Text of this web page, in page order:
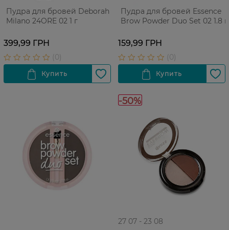
Пудра для бровей Deborah
Milano 24ORE 02 1 г
399,99 ГРН
Пудра для бровей Essence
Brow Powder Duo Set 02 1.8 г
159,99 ГРН
-50%
27 07 - 23 08